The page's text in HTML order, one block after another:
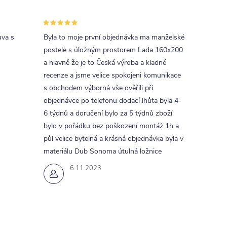
s
6.11.2023
Byla to moje první objednávka ma manželské
postele s úložným prostorem Lada 160x200
a hlavně že je to Česká výroba a kladné
recenze a jsme velice spokojeni komunikace
s obchodem výborná vše ověřili při
objednávce po telefonu dodací lhůta byla 4-
6 týdnů a doručení bylo za 5 týdnů zboží
bylo v pořádku bez poškození montáž 1h a
půl velice bytelná a krásná objednávka byla v
materiálu Dub Sonoma útulná ložnice